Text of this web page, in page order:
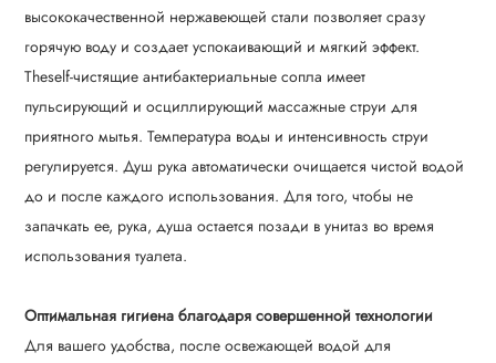
высококачественной нержавеющей стали позволяет сразу
горячую воду и создает успокаивающий и мягкий эффект.
Theself-чистящие антибактериальные сопла имеет
пульсирующий и осциллирующий массажные струи для
приятного мытья. Температура воды и интенсивность струи
регулируется. Душ рука автоматически очищается чистой водой
до и после каждого использования. Для того, чтобы не
запачкать ее, рука, душа остается позади в унитаз во время
использования туалета.
Оптимальная гигиена благодаря совершенной технологии
Для вашего удобства, после освежающей водой для